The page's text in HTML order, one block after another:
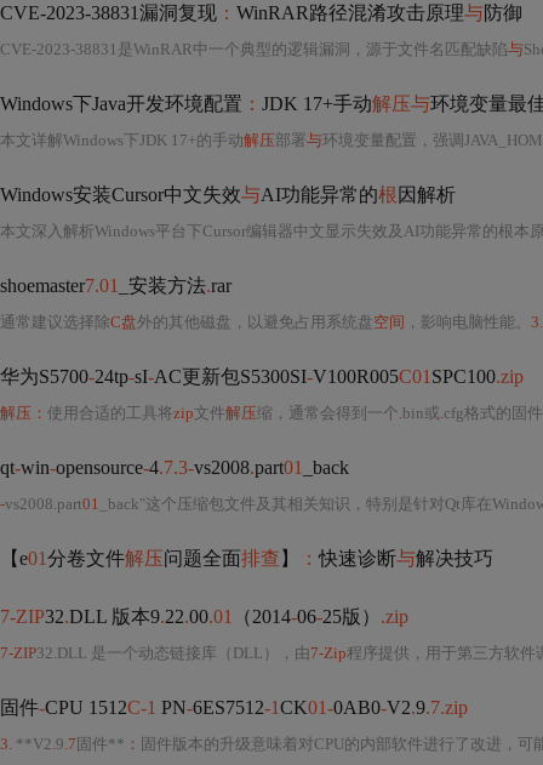
CVE-2023-38831漏洞复现 ： WinRAR路径混淆攻击原理与防御
CVE-2023-38831是WinRAR中一个典型的逻辑漏洞，源于文件名匹配缺陷与
Windows下Java开发环境配置 ： JDK 17+手动解压与环境变量最
本文详解Windows下JDK 17+的手动解压部署与环境变量配置，强调JAVA_HOME、PATH的正确设置逻辑及CLASSPATH无需手动配置的JVM机制真相；涵盖
Windows安装Cursor中文失效与AI功能异常的根因解析
shoemaster7.01 _安装方法.rar
通常建议选择除C盘外的其他磁盘，以避免占用系统盘空间 ，影响电脑性能。 3.
华为S5700-24tp-sI-AC更新包S5300SI-V100R005C01 SPC100.zip
解压： 使用合适的工具将zip文件解压缩，通常会得到一个.bin或.cfg格式的固
qt-win-opensource-4.7.3-vs2008.part01 _back
-vs2008.part01 _back"这个压缩包文件及其相关知识，特别是针对Qt库在
【e01分卷文件解压问题全面排查 】 ：快速诊断与解决技巧
7-ZIP32.DLL 版本9.22.00.01 （2014-06-25版） .zip
7-ZIP32.DLL 是一个动态链接库（DLL），由7-Zip程序提供，用于第三方软件
固件-CPU 1512C-1 PN-6ES7512-1CK01-0AB0-V2.9.7.zip
3. **V2.9.7 固件** ： 固件版本的升级意味着对CPU的内部软件进行了改进，可